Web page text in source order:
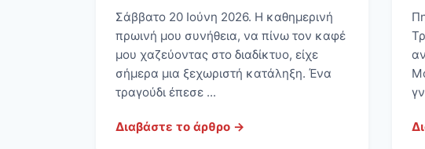
Σάββατο 20 Ιούνη 2026. Η καθημερινή
πρωινή μου συνήθεια, να πίνω τον καφέ
μου χαζεύοντας στο διαδίκτυο, είχε
σήμερα μια ξεχωριστή κατάληξη. Ένα
τραγούδι έπεσε ...
Διαβάστε το άρθρο →